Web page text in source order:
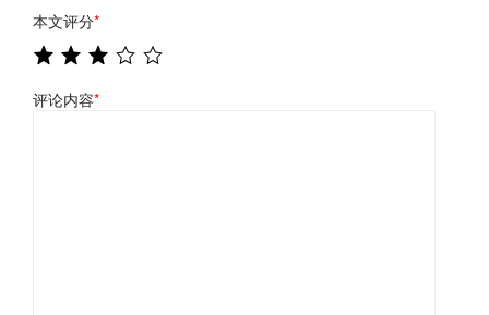
本文评分*
评论内容*